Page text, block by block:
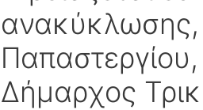
ανακύκλωσης,
Δήμαρχος